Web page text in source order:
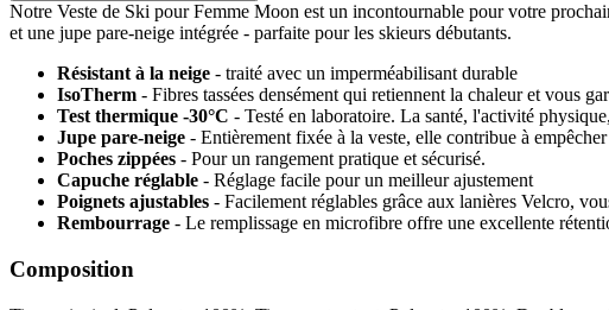
Notre Veste de Ski pour Femme Moon est un incontournable pour votre
et une jupe pare-neige intégrée - parfaite pour les skieurs débutants.
Résistant à la neige - traité avec un imperméabilisant durable
IsoTherm - Fibres tassées densément qui retiennent la chaleur et vous
Test thermique -30°C - Testé en laboratoire. La santé, l'activité
Jupe pare-neige - Entièrement fixée à la veste, elle contribue à
Poches zippées - Pour un rangement pratique et sécurisé.
Capuche réglable - Réglage facile pour un meilleur ajustement
Poignets ajustables - Facilement réglables grâce aux lanières Velcro,
Rembourrage - Le remplissage en microfibre offre une excellente
Composition